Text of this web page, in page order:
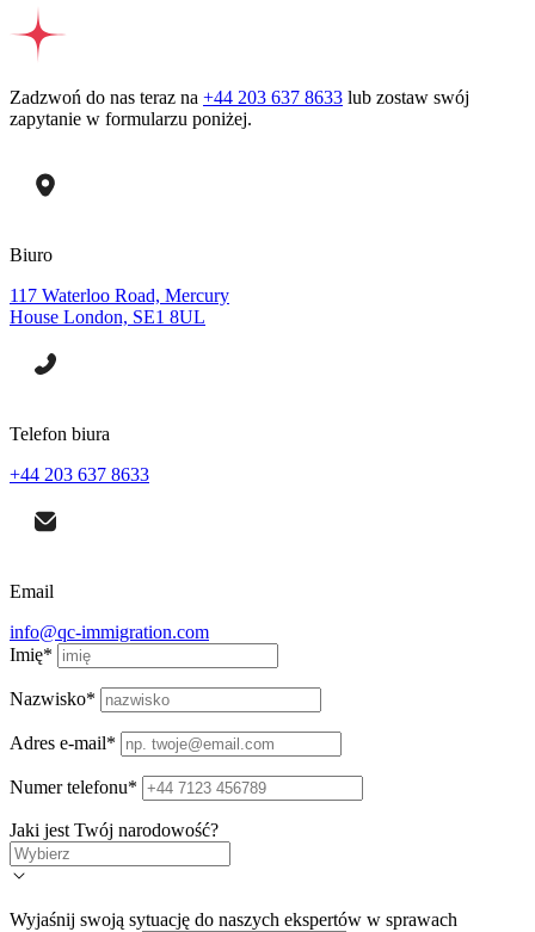
Zadzwoń do nas teraz na +44 203 637 8633 lub zostaw swój
zapytanie w formularzu poniżej.
Biuro
117 Waterloo Road, Mercury
House London, SE1 8UL
Telefon biura
+44 203 637 8633
Email
info@qc-immigration.com
Imię*
Nazwisko*
Adres e-mail*
Numer telefonu*
Jaki jest Twój narodowość?
Wyjaśnij swoją sytuację do naszych ekspertów w sprawach